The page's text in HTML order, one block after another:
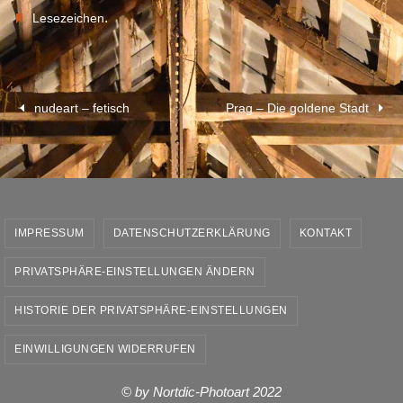
Lesezeichen.
nudeart – fetisch Prag – Die goldene Stadt
IMPRESSUM DATENSCHUTZERKLÄRUNG KONTAKT
PRIVATSPHÄRE-EINSTELLUNGEN ÄNDERN
HISTORIE DER PRIVATSPHÄRE-EINSTELLUNGEN
EINWILLIGUNGEN WIDERRUFEN
© by Nortdic-Photoart 2022